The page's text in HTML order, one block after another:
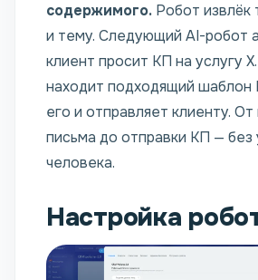
содержимого. Робот извлёк
и тему. Следующий AI-робот
клиент просит КП на услугу
находит подходящий шаблон
его и отправляет клиенту. От
письма до отправки КП — без
человека.
Настройка